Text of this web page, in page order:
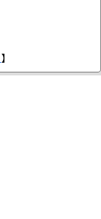
】